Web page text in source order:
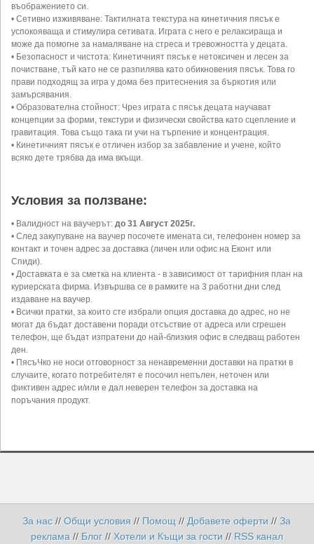
въображението си.
• Сетивно изживяване: Тактилната текстура на кинетичния пясък е
успокояваща и стимулира сетивата. Играта с него е релаксираща и
може да помогне за намаляване на стреса и тревожността у децата.
• Безопасност и чистота: Кинетичният пясък е нетоксичен и лесен за
почистване, тъй като не се разпилява като обикновения пясък. Това го
прави подходящ за игра у дома без притеснения за бъркотия или
замърсявания.
• Образователна стойност: Чрез играта с пясък децата научават
концепции за форми, текстури и физически свойства като сцепление и
гравитация. Това също така ги учи на търпение и концентрация.
• Кинетичният пясък е отличен избор за забавление и учене, който
всяко дете трябва да има вкъщи.
Условия за ползване:
• Валидност на ваучерът: до 31 Август 2025г.
• След закупуване на ваучер посочете имената си, телефонен номер за
контакт и точен адрес за доставка (личен или офис на Еконт или
Спиди).
• Доставката е за сметка на клиента - в зависимост от тарифния план на
куриерската фирма. Извършва се в рамките на 3 работни дни след
издаване на ваучер.
• Всички пратки, за които сте избрали опция доставка до адрес, но не
могат да бъдат доставени поради отсъствие от адреса или сгрешен
телефон, ще бъдат изпратени до най-близкия офис в следващ работен
ден.
• ПясъЧко не носи отговорност за ненавременни доставки на пратки в
случаите, когато потребителят е посочил непълен, неточен или
фиктивен адрес и/или е дал неверен телефон за доставка на
поръчания продукт.
За нас //Общи условия // Помощ //Добавете оферти//За
реклама // Блог //Хотели и Къщи за гости // RSS канал